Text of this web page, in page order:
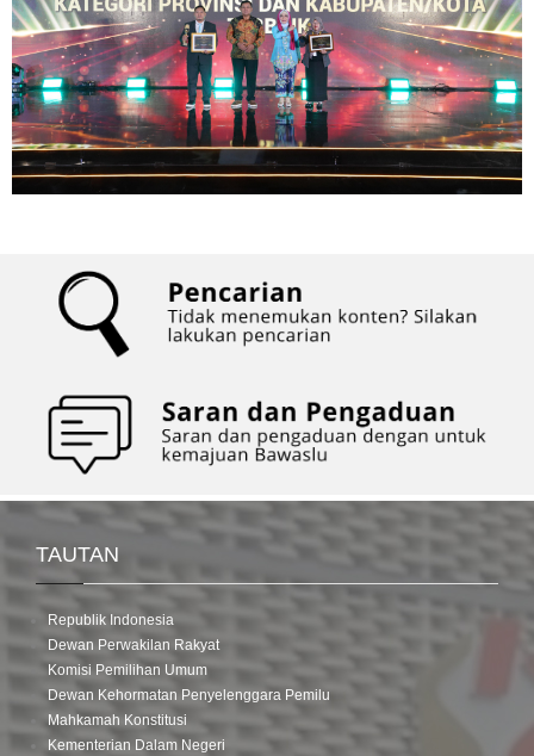
TAUTAN
Republik Indonesia
Dewan Perwakilan Rakyat
Komisi Pemilihan Umum
Dewan Kehormatan Penyelenggara Pemilu
Mahkamah Konstitusi
Kementerian Dalam Negeri